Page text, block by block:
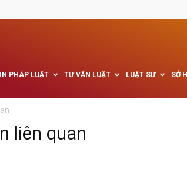
PHÁP LUẬT TƯ VẤN LUẬT LUẬT SƯ SỞ
liên quan